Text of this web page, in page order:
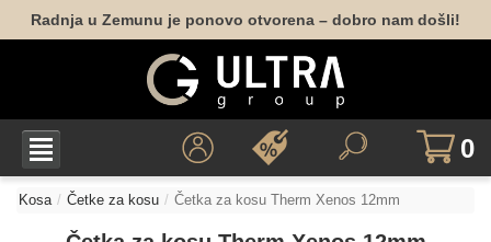
Radnja u Zemunu je ponovo otvorena – dobro nam došli!
0
Kosa Četke za kosu Četka za kosu Therm Xenos 12mm